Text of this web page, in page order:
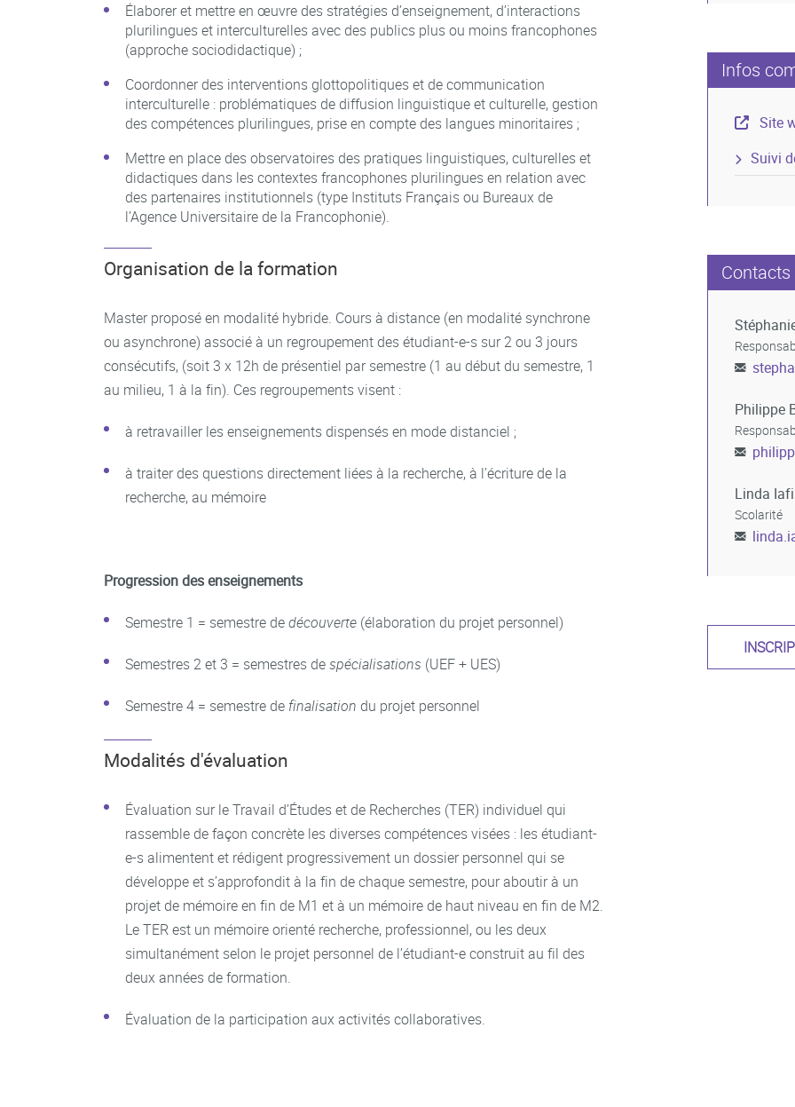
Élaborer et mettre en œuvre des stratégies d’enseignement, d’interactions
plurilingues et interculturelles avec des publics plus ou moins francophones
(approche sociodidactique) ;
Coordonner des interventions glottopolitiques et de communication
interculturelle : problématiques de diffusion linguistique et culturelle, gestion
des compétences plurilingues, prise en compte des langues minoritaires ;
Mettre en place des observatoires des pratiques linguistiques, culturelles et
didactiques dans les contextes francophones plurilingues en relation avec
des partenaires institutionnels (type Instituts Français ou Bureaux de
l’Agence Universitaire de la Francophonie).
Organisation de la formation
Master proposé en modalité hybride. Cours à distance (en modalité synchrone
ou asynchrone) associé à un regroupement des étudiant-e-s sur 2 ou 3 jours
consécutifs, (soit 3 x 12h de présentiel par semestre (1 au début du semestre, 1
au milieu, 1 à la fin). Ces regroupements visent :
à retravailler les enseignements dispensés en mode distanciel ;
à traiter des questions directement liées à la recherche, à l’écriture de la
recherche, au mémoire
Progression des enseignements
Semestre 1 = semestre dedécouverte (élaboration du projet personnel)
Semestres 2 et 3 = semestres despécialisations (UEF + UES)
Semestre 4 = semestre de finalisation du projet personnel
Modalités d'évaluation
Évaluation sur le Travail d’Études et de Recherches (TER) individuel qui
rassemble de façon concrète les diverses compétences visées : les étudiant-
e-s alimentent et rédigent progressivement un dossier personnel qui se
développe et s’approfondit à la fin de chaque semestre, pour aboutir à un
projet de mémoire en fin de M1 et à un mémoire de haut niveau en fin de M2.
Le TER est un mémoire orienté recherche, professionnel, ou les deux
simultanément selon le projet personnel de l’étudiant-e construit au fil des
deux années de formation.
Évaluation de la participation aux activités collaboratives.
Infos
Site
Suivi
Contacts
Philippe
Linda
Scolarité